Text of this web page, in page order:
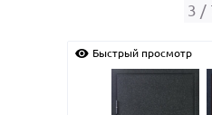
4 /
Быстрый просмотр